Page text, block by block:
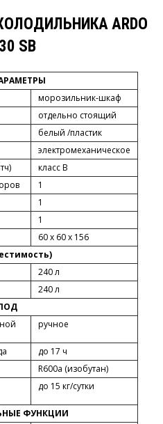
ARDO
SB
морозильник-шкаф
отдельно стоящий
белый /пластик
электромеханическое
класс B
1
1
1
60 x 60 x 156
240 л
240 л
ручное
до 17 ч
R600a (изобутан)
до 15 кг/cутки
ФУНКЦИИ